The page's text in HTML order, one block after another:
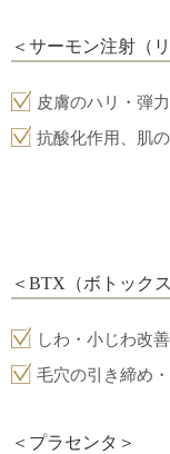
＜サーモン注射（
皮膚のハリ・弾
抗酸化作用、肌
＜BTX（ボトック
しわ・小じわ改善
毛穴の引き締め
＜プラセンタ＞